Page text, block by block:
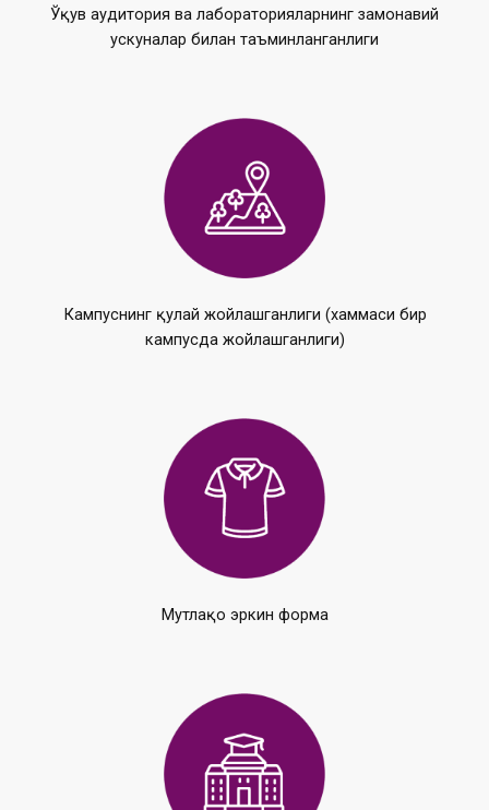
Ўқув аудитория ва лабораторияларнинг замонавий
ускуналар билан таъминланганлиги
Кампуснинг қулай жойлашганлиги (хаммаси бир
кампусда жойлашганлиги)
Мутлақо эркин форма